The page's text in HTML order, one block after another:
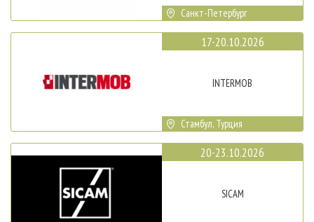
Санкт-Петербург
17-20.10.2026
INTERMOB
Стамбул, Турция
20-23.10.2026
SICAM